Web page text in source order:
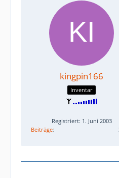
kingpin166
Inventar
Registriert: 1. Juni 2003
Beiträge